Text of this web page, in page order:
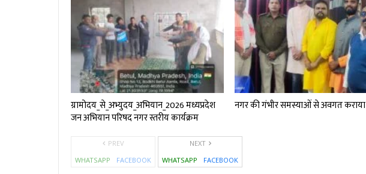
ग्रामोदय_से_अभ्युदय_अभियान_2026 मध्यप्रदेश
जन अभियान परिषद नगर स्तरीय कार्यक्रम
नगर की गंभीर समस्याओं से अवगत कराया
PREV
WHATSAPP
FACEBOOK
NEXT
WHATSAPP
FACEBOOK